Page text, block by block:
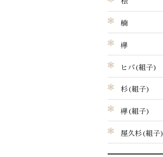
楠
欅
ヒバ(組子)
杉(組子)
欅(組子)
屋久杉(組子)